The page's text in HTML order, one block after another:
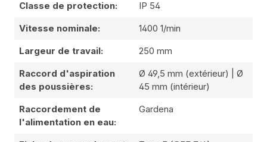
Classe de protection: IP 54
Vitesse nominale: 1400 1/min
Largeur de travail: 250 mm
Raccord d'aspiration
des poussières:
Ø 49,5 mm (extérieur) | Ø
45 mm (intérieur)
Raccordement de
l'alimentation en eau:
Gardena